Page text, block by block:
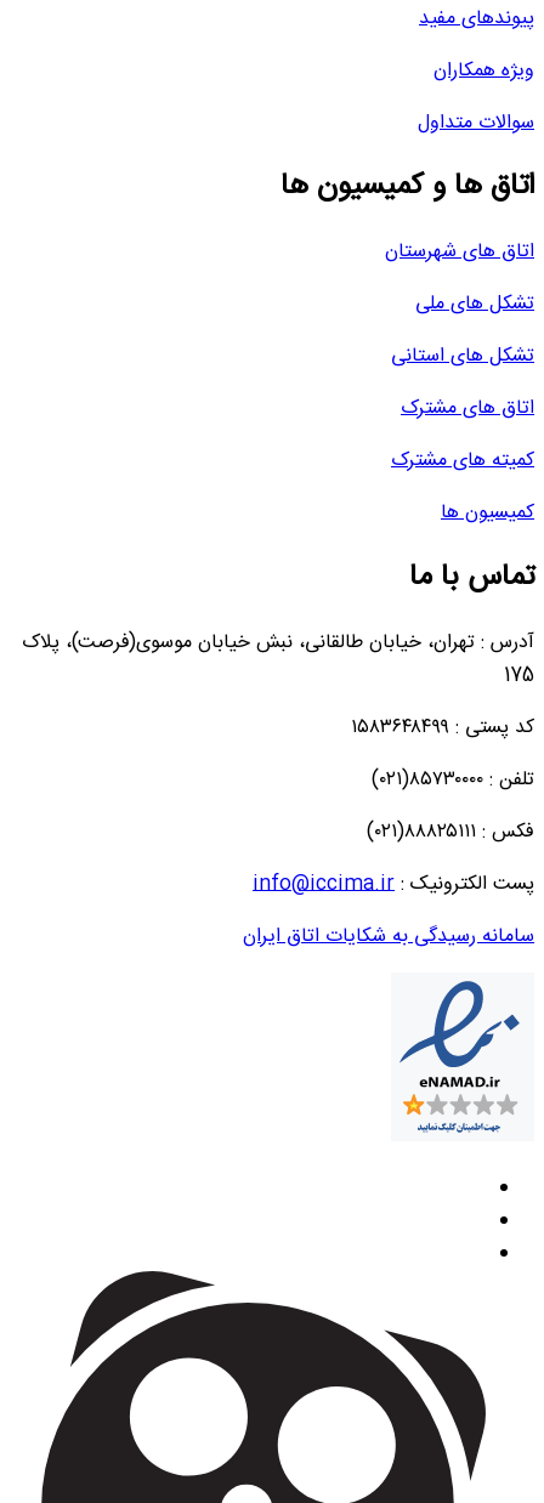
پیوندهای مفید
ویژه همکاران
سوالات متداول
اتاق ها و کمیسیون ها
اتاق های شهرستان
تشکل های ملی
تشکل های استانی
اتاق های مشترک
کمیته های مشترک
کمیسیون ها
تماس با ما
آدرس : تهران، خیابان طالقانی، نبش خیابان موسوی(فرصت)، پلاک
175
کد پستی : ۱۵۸۳۶۴۸۴۹۹
تلفن : ۸۵۷۳۰۰۰۰(۰۲۱)
فکس : ۸۸۸۲۵۱۱۱(۰۲۱)
پست الکترونیک :info@iccima.ir
سامانه رسیدگی به شکایات اتاق ایران